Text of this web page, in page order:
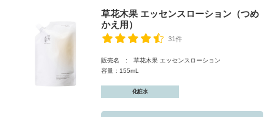
草花木果 エッセンスローション（つめ
かえ用）
31件
販売名 : 草花木果 エッセンスローション
容量：155mL
化粧水